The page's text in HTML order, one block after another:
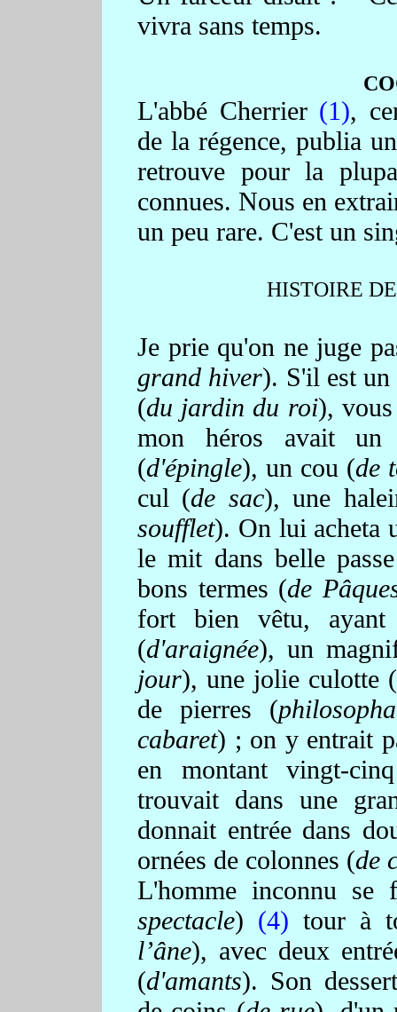
vivra sans temps.
L'abbé Cherrier (1),
de la régence, publia
retrouve pour la
connues. Nous en
un peu rare. C'est un
HISTOIRE
Je prie qu'on ne juge
grand hiver). S'il est
(du jardin du roi), vous
mon héros avait
(d'épingle), un cou (de
cul (de sac), une
soufflet). On lui acheta
le mit dans belle
bons termes (de
fort bien vêtu, ayant
(d'araignée), un
jour), une jolie culotte (
de pierres (
cabaret) ; on y entrait
en montant vingt-
trouvait dans une
donnait entrée dans
ornées de colonnes (de
L'homme inconnu se
spectacle) (4) tour à
l’âne), avec deux
(d'amants). Son